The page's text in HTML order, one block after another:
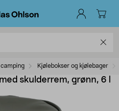
camping Kjølebokser og kjølebager
skulderrem, grønn, 6 l